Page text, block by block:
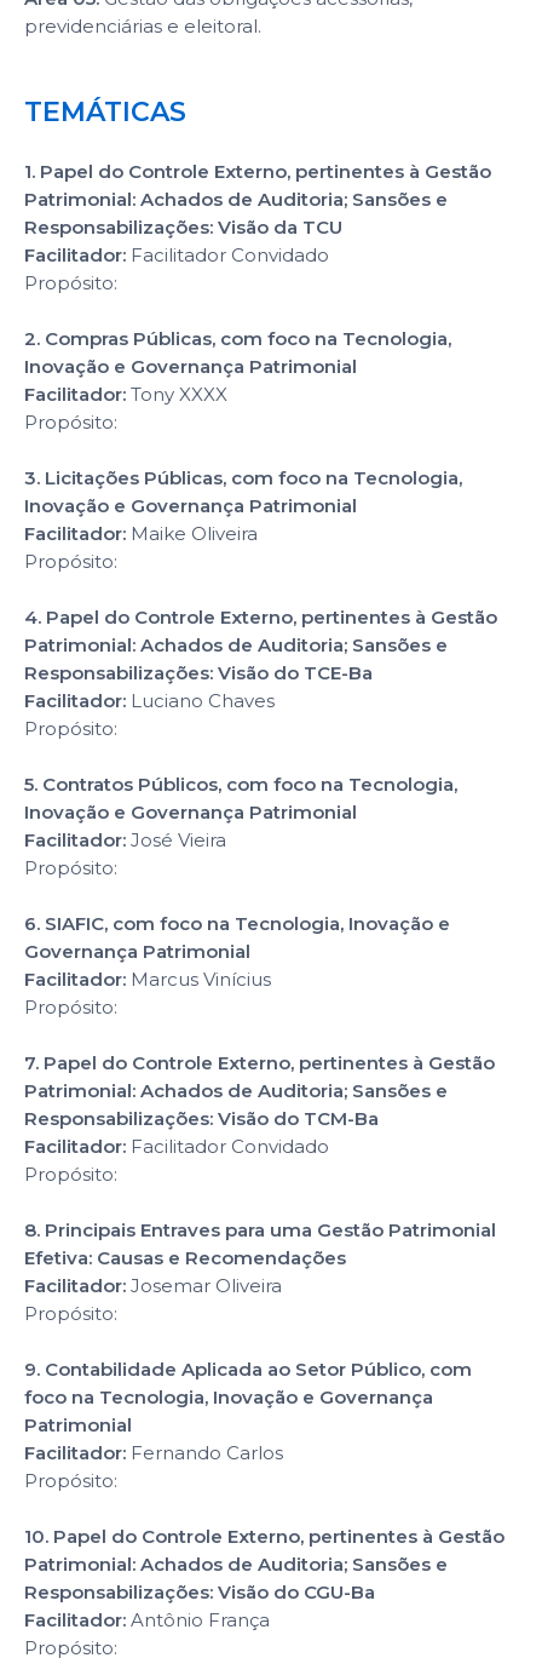
previdenciárias e eleitoral.
TEMÁTICAS
1. Papel do Controle Externo, pertinentes à Gestão
Patrimonial: Achados de Auditoria; Sansões e
Responsabilizações: Visão da TCU
Facilitador: Facilitador Convidado
Propósito:
2. Compras Públicas, com foco na Tecnologia,
Inovação e Governança Patrimonial
Facilitador: Tony XXXX
Propósito:
3. Licitações Públicas, com foco na Tecnologia,
Inovação e Governança Patrimonial
Facilitador: Maike Oliveira
Propósito:
4. Papel do Controle Externo, pertinentes à Gestão
Patrimonial: Achados de Auditoria; Sansões e
Responsabilizações: Visão do TCE-Ba
Facilitador: Luciano Chaves
Propósito:
5. Contratos Públicos, com foco na Tecnologia,
Inovação e Governança Patrimonial
Facilitador: José Vieira
Propósito:
6. SIAFIC, com foco na Tecnologia, Inovação e
Governança Patrimonial
Facilitador: Marcus Vinícius
Propósito:
7. Papel do Controle Externo, pertinentes à Gestão
Patrimonial: Achados de Auditoria; Sansões e
Responsabilizações: Visão do TCM-Ba
Facilitador: Facilitador Convidado
Propósito:
8. Principais Entraves para uma Gestão Patrimonial
Efetiva: Causas e Recomendações
Facilitador: Josemar Oliveira
Propósito:
9. Contabilidade Aplicada ao Setor Público, com
foco na Tecnologia, Inovação e Governança
Patrimonial
Facilitador: Fernando Carlos
Propósito:
10. Papel do Controle Externo, pertinentes à Gestão
Patrimonial: Achados de Auditoria; Sansões e
Responsabilizações: Visão do CGU-Ba
Facilitador: Antônio França
Propósito: